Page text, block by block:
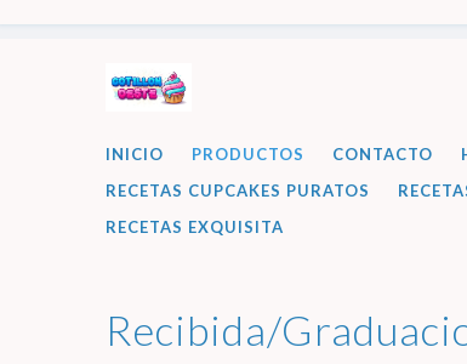
INICIO PRODUCTOS CONTACTO
RECETAS CUPCAKES PURATOS
RECETAS EXQUISITA
Recibida/